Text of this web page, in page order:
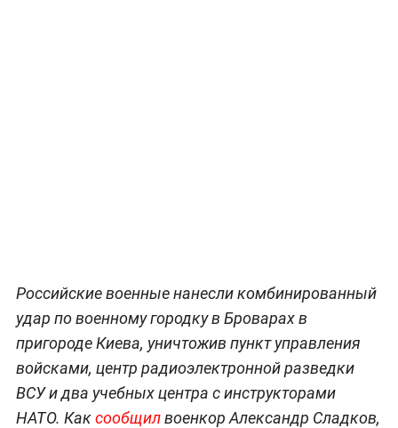
Российские военные нанесли комбинированный
удар по военному городку в Броварах в
пригороде Киева, уничтожив пункт управления
войсками, центр радиоэлектронной разведки
ВСУ и два учебных центра с инструкторами
НАТО. Каксообщилвоенкор Александр Сладков,